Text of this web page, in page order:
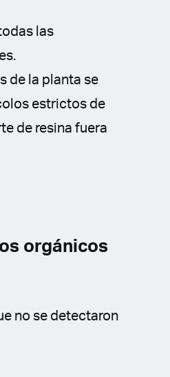
las
de la planta se
estrictos de
de resina fuera
orgánicos
no se detectaron